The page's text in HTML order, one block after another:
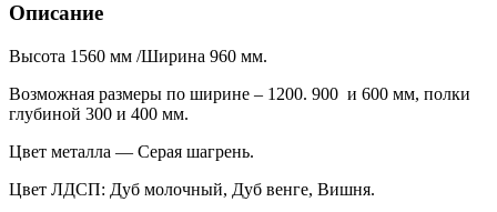
Описание
Высота 1560 мм /Ширина 960 мм.
Возможная размеры по ширине – 1200. 900 и 600 мм, полки
глубиной 300 и 400 мм.
Цвет металла — Серая шагрень.
Цвет ЛДСП: Дуб молочный, Дуб венге, Вишня.